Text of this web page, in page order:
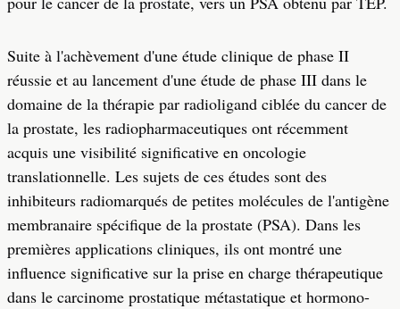
Suite à l'achèvement d'une étude clinique de phase II
réussie et au lancement d'une étude de phase III dans le
domaine de la thérapie par radioligand ciblée du cancer de
la prostate, les radiopharmaceutiques ont récemment
acquis une visibilité significative en oncologie
translationnelle. Les sujets de ces études sont des
inhibiteurs radiomarqués de petites molécules de l'antigène
membranaire spécifique de la prostate (PSA). Dans les
premières applications cliniques, ils ont montré une
influence significative sur la prise en charge thérapeutique
dans le carcinome prostatique métastatique et hormono-